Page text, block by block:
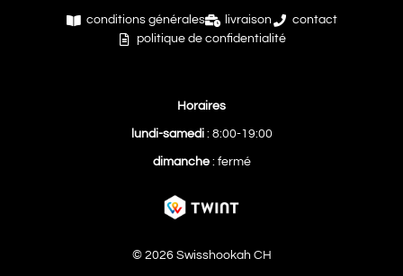
conditions générales livraison
contact
politique de confidentialité
Horaires
lundi-samedi: 8:00-19:00
dimanche: fermé
© 2026 Swisshookah CH